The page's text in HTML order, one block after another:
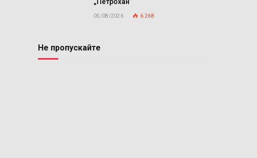
05/08/2026 6 268
Не пропускайте